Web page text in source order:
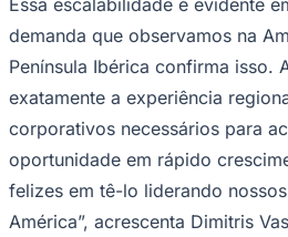
Corinthians
demanda que observamos na
Península Ibérica confirma isso.
exatamente a experiência
corporativos necessários para
oportunidade em rápido
felizes em tê-lo liderando
América”, acrescenta Dimitris